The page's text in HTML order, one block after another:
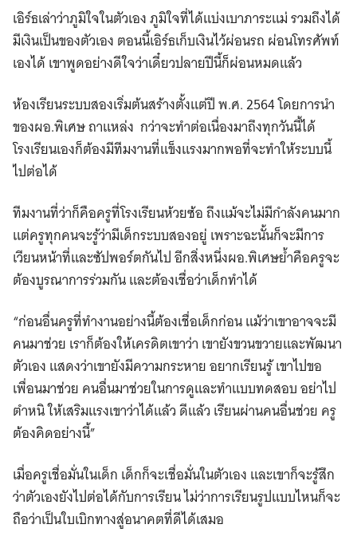
เอิร์ธเล่าว่าภูมิใจในตัวเอง ภูมิใจที่ได้แบ่งเบาภาระแม่ รวมถึงได้
มีเงินเป็นของตัวเอง ตอนนี้เอิร์ธเก็บเงินไว้ผ่อนรถ ผ่อนโทรศัพท์
เองได้ เขาพูดอย่างดีใจว่าเดี๋ยวปลายปีนี้ก็ผ่อนหมดแล้ว
ห้องเรียนระบบสองเริ่มต้นสร้างตั้งแต่ปี พ.ศ. 2564 โดยการนำ
ของผอ.พิเศษ ถาแหล่ง กว่าจะทำต่อเนื่องมาถึงทุกวันนี้ได้
โรงเรียนเองก็ต้องมีทีมงานที่แข็งแรงมากพอที่จะทำให้ระบบนี้
ไปต่อได้
ทีมงานที่ว่าก็คือครูที่โรงเรียนห้วยซ้อ ถึงแม้จะไม่มีกำลังคนมาก
แต่ครูทุกคนจะรู้ว่ามีเด็กระบบสองอยู่ เพราะฉะนั้นก็จะมีการ
เวียนหน้าที่และซัปพอร์ตกันไป อีกสิ่งหนึ่งผอ.พิเศษย้ำคือครูจะ
ต้องบูรณาการร่วมกัน และต้องเชื่อว่าเด็กทำได้
“ก่อนอื่นครูที่ทำงานอย่างนี้ต้องเชื่อเด็กก่อน แม้ว่าเขาอาจจะมี
คนมาช่วย เราก็ต้องให้เครดิตเขาว่า เขายังขวนขวายและพัฒนา
ตัวเอง แสดงว่าเขายังมีความกระหาย อยากเรียนรู้ เขาไปขอ
เพื่อนมาช่วย คนอื่นมาช่วยในการดูและทำแบบทดสอบ อย่าไป
ตำหนิ ให้เสริมแรงเขาว่าได้แล้ว ดีแล้ว เรียนผ่านคนอื่นช่วย ครู
ต้องคิดอย่างนี้”
เมื่อครูเชื่อมั่นในเด็ก เด็กก็จะเชื่อมั่นในตัวเอง และเขาก็จะรู้สึก
ว่าตัวเองยังไปต่อได้กับการเรียน ไม่ว่าการเรียนรูปแบบไหนก็จะ
ถือว่าเป็นใบเบิกทางสู่อนาคตที่ดีได้เสมอ